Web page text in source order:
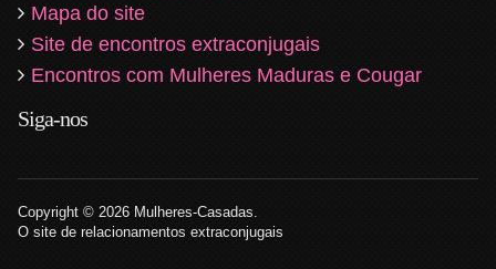
Mapa do site
Site de encontros extraconjugais
Encontros com Mulheres Maduras e Cougar
Siga-nos
Copyright © 2026 Mulheres-Casadas.
O site de relacionamentos extraconjugais